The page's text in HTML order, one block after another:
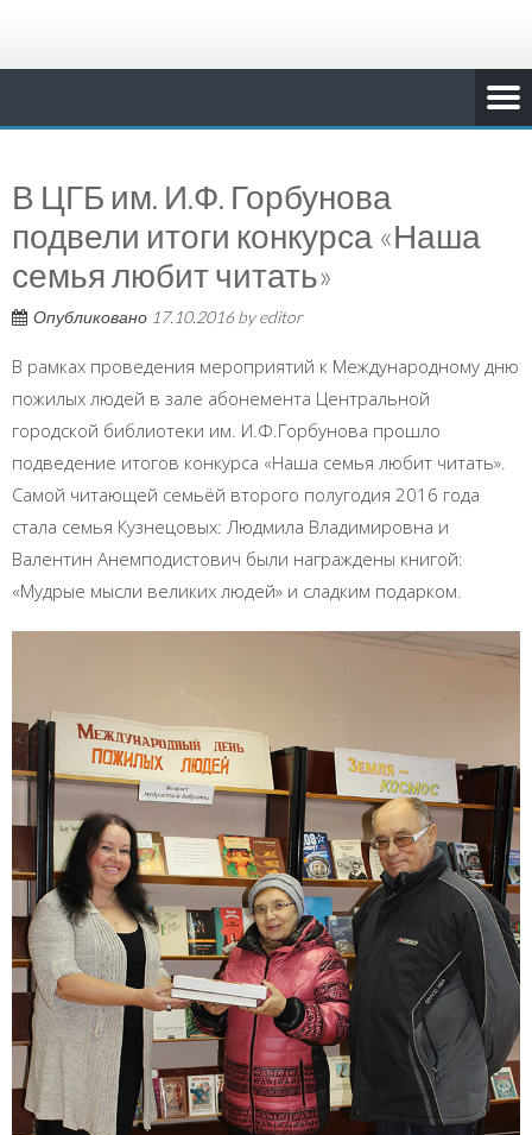
В ЦГБ им. И.Ф. Горбунова
подвели итоги конкурса «Наша
семья любит читать»
Опубликовано 17.10.2016byeditor
В рамках проведения мероприятий к Международному дню
пожилых людей в зале абонемента Центральной
городской библиотеки им. И.Ф.Горбунова прошло
подведение итогов конкурса «Наша семья любит читать».
Самой читающей семьёй второго полугодия 2016 года
стала семья Кузнецовых: Людмила Владимировна и
Валентин Анемподистович были награждены книгой:
«Мудрые мысли великих людей» и сладким подарком.